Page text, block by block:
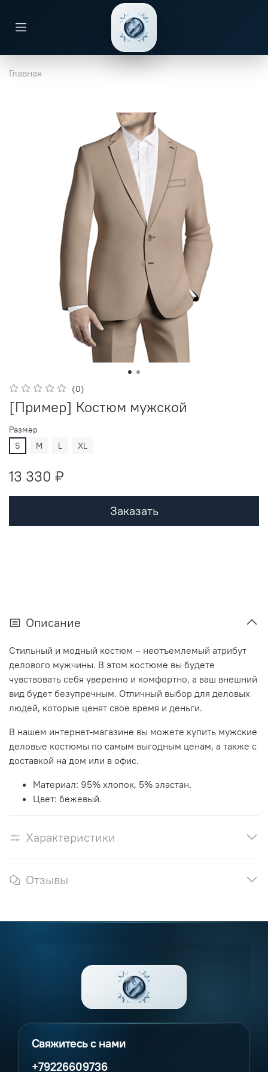
Главная
(0)
[Пример] Костюм мужской
Размер
S
M L XL
13 330 ₽
Заказать
Описание
Стильный и модный костюм – неотъемлемый атрибут
делового мужчины. В этом костюме вы будете
чувствовать себя уверенно и комфортно, а ваш внешний
вид будет безупречным. Отличный выбор для деловых
людей, которые ценят свое время и деньги.
В нашем интернет-магазине вы можете купить мужские
деловые костюмы по самым выгодным ценам, а также с
доставкой на дом или в офис.
Материал: 95% хлопок, 5% эластан.
Цвет: бежевый.
Характеристики
Отзывы
+79226609736